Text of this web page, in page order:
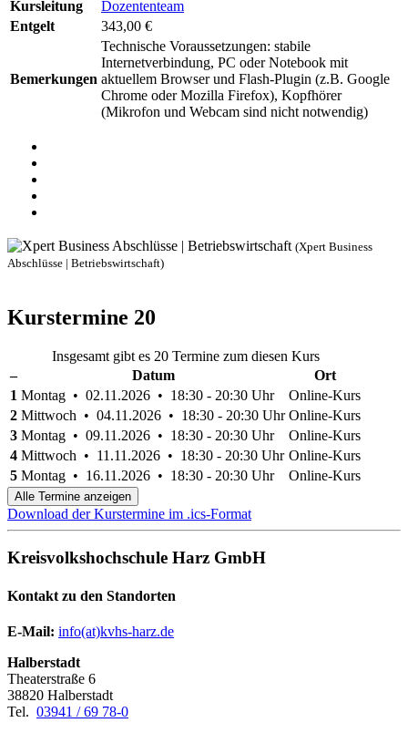
Kursleitung
Dozententeam
Entgelt
343,00 €
Bemerkungen
Technische Voraussetzungen: stabile
Internetverbindung, PC oder Notebook mit
aktuellem Browser und Flash-Plugin (z.B. Google
Chrome oder Mozilla Firefox), Kopfhörer
(Mikrofon und Webcam sind nicht notwendig)
(Xpert Business
Abschlüsse | Betriebswirtschaft)
Kurstermine 20
Insgesamt gibt es 20 Termine zum diesen Kurs
–
Datum
Ort
1 Montag • 02.11.2026 • 18:30 - 20:30 Uhr
Online-Kurs
2 Mittwoch • 04.11.2026 • 18:30 - 20:30 Uhr Online-Kurs
3 Montag • 09.11.2026 • 18:30 - 20:30 Uhr
Online-Kurs
4 Mittwoch • 11.11.2026 • 18:30 - 20:30 Uhr Online-Kurs
5 Montag • 16.11.2026 • 18:30 - 20:30 Uhr Online-Kurs
Alle Termine anzeigen
Download der Kurstermine im .ics-Format
Kreisvolkshochschule Harz GmbH
Kontakt zu den Standorten
E-Mail: info(at)kvhs-harz.de
Halberstadt
Theaterstraße 6
38820 Halberstadt
Tel. 03941 / 69 78-0